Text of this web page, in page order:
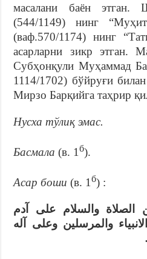
масалани баён этган.
(544/1149) нинг
(ваф.570/1174) нинг
асарларни зикр этган.
Субҳонқули Муҳаммад
1114/1702) бўйруғи
Мирзо Барқийга таҳрир
Нусха тўлиқ эмас.
Басмала (в. 1б).
Асар боши (в. 1б) :
الصلاة والسلام على آدم
والمرسلين وعلى آله